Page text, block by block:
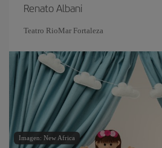
Renato Albani
Teatro RioMar Fortaleza
Imagen: New Africa